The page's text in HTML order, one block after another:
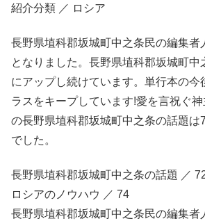
紹介分類 ／ ロシア
長野県埴科郡坂城町中之条民の編集者
となりました。長野県埴科郡坂城町中
にアップし続けています。単行本の今
ラスをキープしています!愛を言祝ぐ
の長野県埴科郡坂城町中之条の話題は
でした。
長野県埴科郡坂城町中之条の話題 ／
ロシアのノウハウ ／ 74
長野県埴科郡坂城町中之条民の編集者